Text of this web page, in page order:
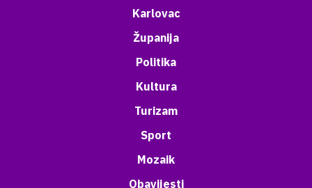
Karlovac
Županija
Politika
Kultura
Turizam
Sport
Mozaik
Obavijesti